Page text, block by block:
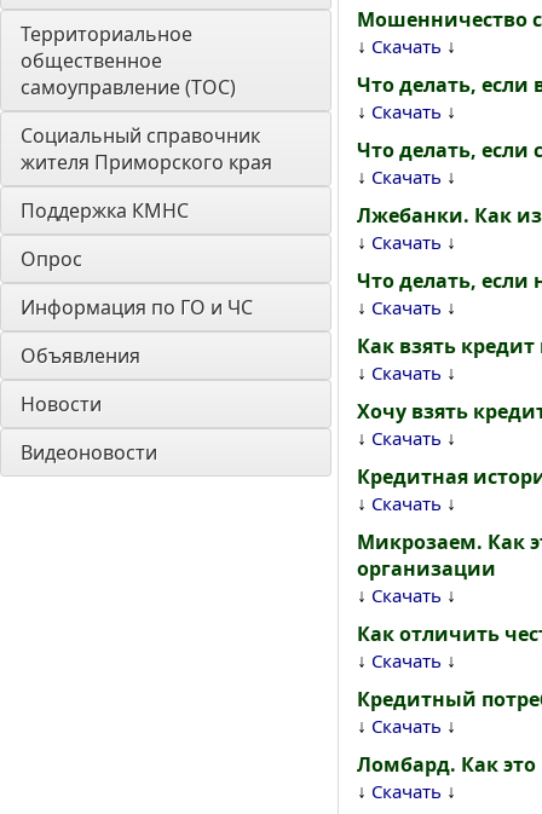
Территориальное
общественное
самоуправление (ТОС)
Социальный справочник
жителя Приморского края
Поддержка КМНС
Опрос
Информация по ГО и ЧС
Объявления
Новости
Видеоновости
Мошенничество
↓ Скачать ↓
Что делать, если
↓ Скачать ↓
Что делать, если
↓ Скачать ↓
Лжебанки. Как
↓ Скачать ↓
Что делать, если
↓ Скачать ↓
Как взять кредит
↓ Скачать ↓
Хочу взять
↓ Скачать ↓
Кредитная
↓ Скачать ↓
Микрозаем. Как
организации
↓ Скачать ↓
Как отличить
↓ Скачать ↓
Кредитный
↓ Скачать ↓
Ломбард. Как это
↓ Скачать ↓